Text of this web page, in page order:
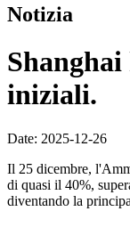
Notizia
iniziali.
Date: 2025-12-26
Il 25 dicembre,
di quasi il 40%,
diventando la